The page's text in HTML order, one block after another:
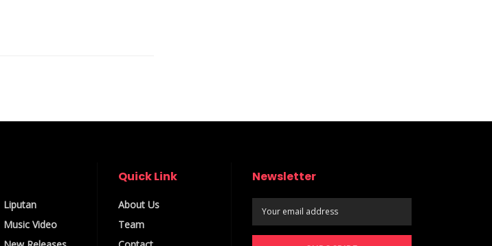
Liputan
Music Video
Quick Link
About Us
Team
Newsletter